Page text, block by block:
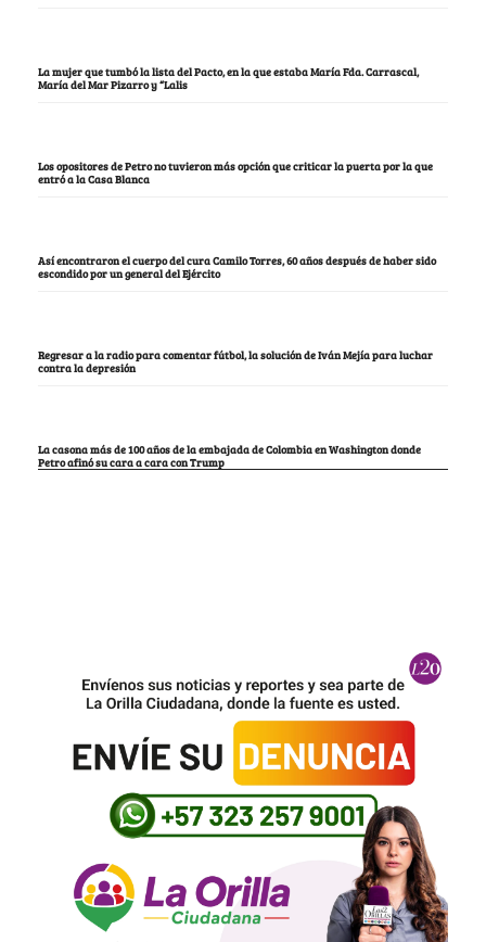
La mujer que tumbó la lista del Pacto, en la que estaba María Fda. Carrascal,
María del Mar Pizarro y “Lalis
Los opositores de Petro no tuvieron más opción que criticar la puerta por la que
entró a la Casa Blanca
Así encontraron el cuerpo del cura Camilo Torres, 60 años después de haber sido
escondido por un general del Ejército
Regresar a la radio para comentar fútbol, la solución de Iván Mejía para luchar
contra la depresión
La casona más de 100 años de la embajada de Colombia en Washington donde
Petro afinó su cara a cara con Trump